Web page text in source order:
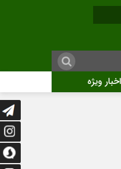
اخبار ویژهنمایشگاه آثار هنری ویژه ارتحال